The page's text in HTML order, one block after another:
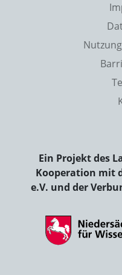
Ein Projekt des
Kooperation mit
e.V. und der